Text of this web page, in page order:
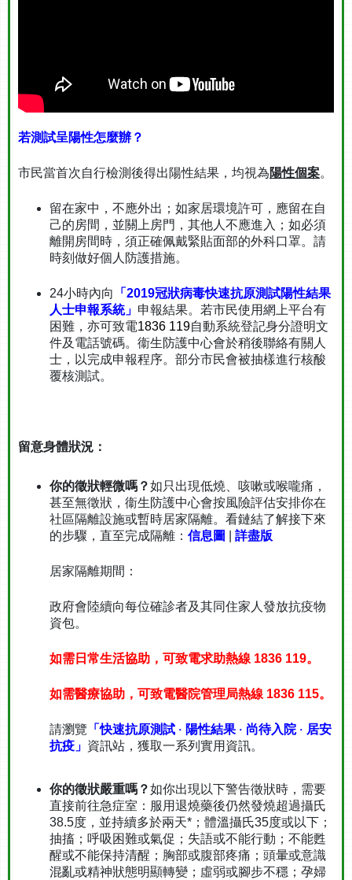
若測試呈陽性怎麼辦？
市民當首次自行檢測後得出陽性結果，均視為陽性個案。
留在家中，不應外出；如家居環境許可，應留在自
己的房間，並關上房門，其他人不應進入；如必須
離開房間時，須正確佩戴緊貼面部的外科口罩。請
時刻做好個人防護措施。
24小時內向
「2019冠狀病毒快速抗原測試陽性結果
人士申報系統」 申報結果。若市民使用網上平台有
困難，亦可致電1836 119自動系統登記身分證明文
件及電話號碼。衞生防護中心會於稍後聯絡有關人
士，以完成申報程序。部分市民會被抽樣進行核酸
覆核測試。
留意身體狀況：
你的徵狀輕微嗎？如只出現低燒、咳嗽或喉嚨痛，
甚至無徵狀，衞生防護中心會按風險評估安排你在
社區隔離設施或暫時居家隔離。看鏈結了解接下來
的步驟，直至完成隔離： 信息圖 詳盡版
居家隔離期間：
政府會陸續向每位確診者及其同住家人發放抗疫物
資包。
如需日常生活協助，可致電求助熱線 1836 119。
如需醫療協助，可致電醫院管理局熱線 1836 115。
請瀏覽 「快速抗原測試 ‧ 陽性結果 ‧ 尚待入院 ‧ 居安
抗疫」 資訊站，獲取一系列實用資訊。
你的徵狀嚴重嗎？如你出現以下警告徵狀時，需要
直接前往急症室：服用退燒藥後仍然發燒超過攝氏
38.5度，並持續多於兩天*；體溫攝氏35度或以下；
抽搐；呼吸困難或氣促；失語或不能行動；不能甦
醒或不能保持清醒；胸部或腹部疼痛；頭暈或意識
混亂或精神狀態明顯轉變；虛弱或腳步不穩；孕婦